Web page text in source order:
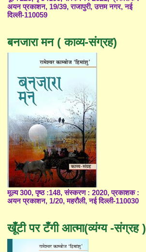
अयन प्रकाशन, 19/39, राजापुरी, उत्तम नगर, नई
दिल्ली-110059
बनजारा मन ( काव्य-संग्रह)
मूल्य 300, पृष्ठ :148, संस्करण : 2020, प्रकाशक :
अयन प्रकाशन, 1/20, महरौली, नई दिल्ली-110030
खूँटी पर टँगी आत्मा(व्यंग्य -संग्रह )